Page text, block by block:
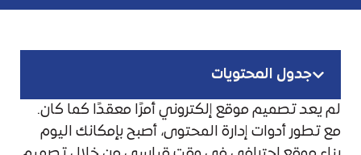
جدول المحتويات
لم يعد تصميم موقع إلكتروني أمرًا معقدًا كما كان.
مع تطور أدوات إدارة المحتوى، أصبح بإمكانك اليوم